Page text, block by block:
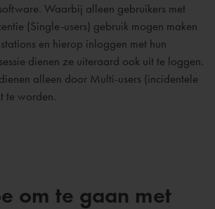
Waarbij alleen gebruikers met
(Single-users) gebruik mogen maken
en hierop inloggen met hun
dienen ze uiteraard ook uit te loggen.
alleen door Multi-users (incidentele
te worden.
om te gaan met